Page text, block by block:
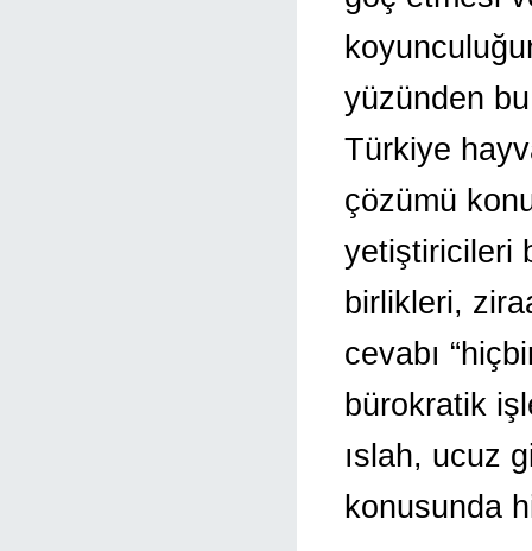
yüzünden
Türkiye
çözümü
yetiştiricileri
birlikleri,
cevabı
bürokratik
ıslah, ucuz
konusunda